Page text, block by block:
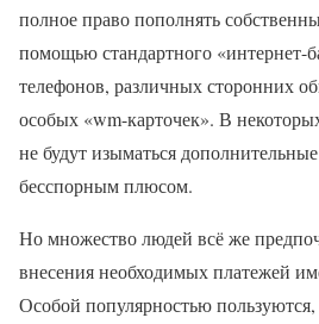
полное право пополнять
помощью стандартного «интернет-
телефонов, различных сторонних
особых «wm-карточек». В
не будут изыматься
бесспорным плюсом.
Но множество людей всё же
внесения необходимых платежей
Особой популярностью